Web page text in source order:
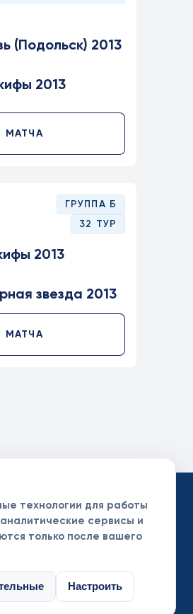
(Подольск) 2013
2013
МАТЧА
ГРУППА Б
32 ТУР
2013
звезда 2013
МАТЧА
технологии для работы
сервисы и
только после вашего
Настроить